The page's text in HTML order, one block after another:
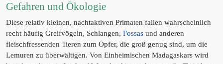
Gefahren und Ökologie
Diese relativ kleinen, nachtaktiven Primaten fallen wahrscheinlich
recht häufig Greifvögeln, Schlangen, Fossas und anderen
fleischfressenden Tieren zum Opfer, die groß genug sind, um die
Lemuren zu überwältigen. Von Einheimischen Madagaskars wird